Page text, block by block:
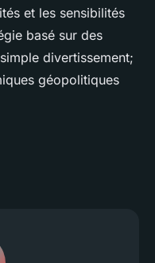
et les sensibilités
basé sur des
divertissement;
géopolitiques